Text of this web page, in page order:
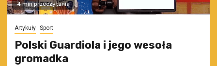
4 min przeczytania
Artykuły Sport
Polski Guardiola i jego wesoła
gromadka